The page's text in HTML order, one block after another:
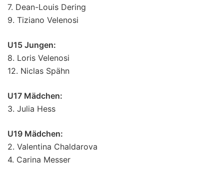
7. Dean-Louis Dering
9. Tiziano Velenosi
U15 Jungen:
8. Loris Velenosi
12. Niclas Spähn
U17 Mädchen:
3. Julia Hess
U19 Mädchen:
2. Valentina Chaldarova
4. Carina Messer